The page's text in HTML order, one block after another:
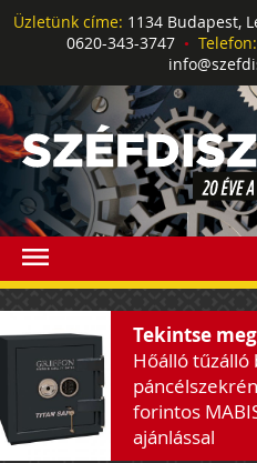
Üzletünk címe: 1134 Budapest,
0620-343-3747 • Telefon:
Tekintse
Hőálló
forintos
ajánlással